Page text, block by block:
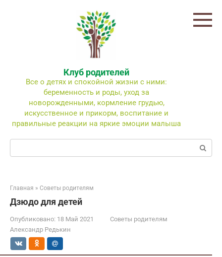
Клуб родителей
Все о детях и спокойной жизни с ними:
беременность и роды, уход за
новорожденными, кормление грудью,
искусственное и прикорм, воспитание и
правильные реакции на яркие эмоции малыша
Поиск:
Главная » Советы родителям
Дзюдо для детей
Опубликовано: 18 Май 2021
Советы родителям
Александр Редькин